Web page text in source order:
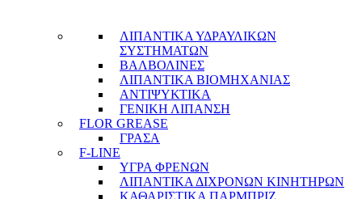
ΛΙΠΑΝΤΙΚΑ ΥΔΡΑΥΛΙΚΩΝ
ΣΥΣΤΗΜΑΤΩΝ
ΒΑΛΒΟΛΙΝΕΣ
ΛΙΠΑΝΤΙΚΑ ΒΙΟΜΗΧΑΝΙΑΣ
ΑΝΤΙΨΥΚΤΙΚΑ
ΓΕΝΙΚΗ ΛΙΠΑΝΣΗ
FLOR GREASE
ΓΡΑΣΑ
F-LINE
ΥΓΡΑ ΦΡΕΝΩΝ
ΛΙΠΑΝΤΙΚΑ ΔΙΧΡΟΝΩΝ ΚΙΝΗΤΗΡΩΝ